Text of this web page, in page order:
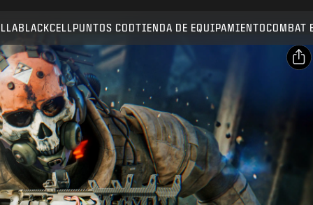
BLACKCELL PUNTOS CODTIENDA DE EQUIPAMIENTO COMBAT
ENVIAR
CONFIRMAR COMPRA
CANCELAR
Activision puede actualizar, sustituir o eliminar este
contenido del juego en cualquier momento.
Compartir
Correo electrónico
Facebook
Copiar enlace